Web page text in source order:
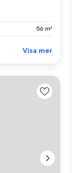
56 m²
Visa mer